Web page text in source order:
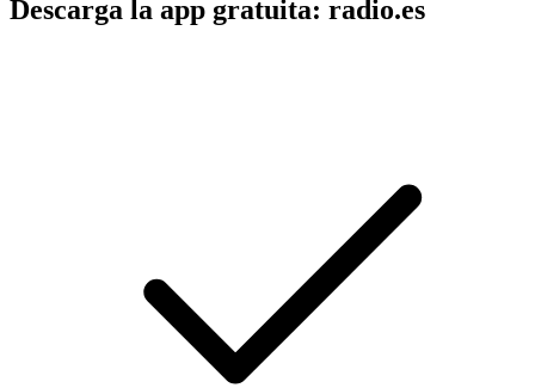
Descarga la app gratuita: radio.es